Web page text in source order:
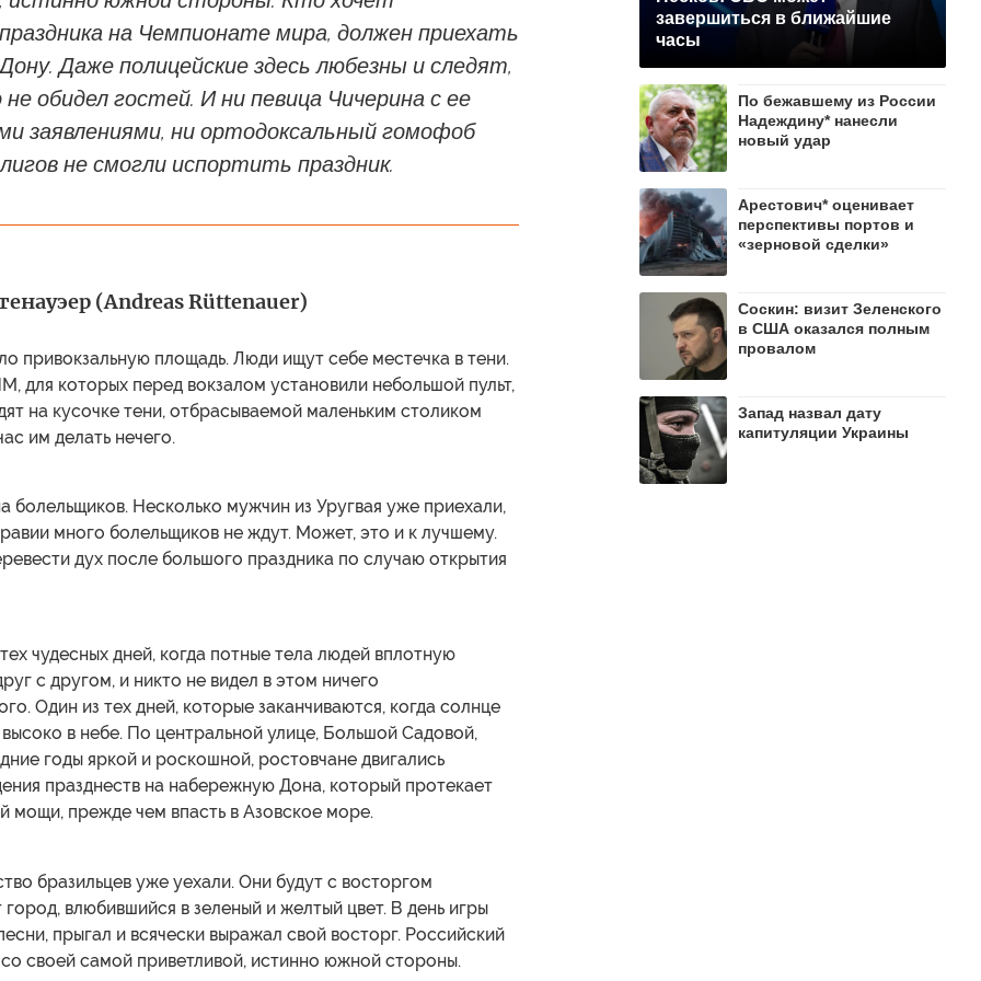
на Чемпионате мира, должен приехать
Даже полицейские здесь любезны и следят,
обидел гостей. И ни певица Чичерина с ее
заявлениями, ни ортодоксальный гомофоб
не смогли испортить праздник.
(Andreas Rüttenauer)
привокзальную площадь. Люди ищут себе местечка в тени.
для которых перед вокзалом установили небольшой пульт,
на кусочке тени, отбрасываемой маленьким столиком
им делать нечего.
болельщиков. Несколько мужчин из Уругвая уже приехали,
много болельщиков не ждут. Может, это и к лучшему.
дух после большого праздника по случаю открытия
чудесных дней, когда потные тела людей вплотную
с другом, и никто не видел в этом ничего
Один из тех дней, которые заканчиваются, когда солнце
в небе. По центральной улице, Большой Садовой,
годы яркой и роскошной, ростовчане двигались
празднеств на набережную Дона, который протекает
мощи, прежде чем впасть в Азовское море.
бразильцев уже уехали. Они будут с восторгом
город, влюбившийся в зеленый и желтый цвет. В день игры
прыгал и всячески выражал свой восторг. Российский
своей самой приветливой, истинно южной стороны.
завершиться в ближайшие
часы
По бежавшему из России
Надеждину* нанесли
новый удар
Арестович* оценивает
перспективы портов и
«зерновой сделки»
Соскин: визит Зеленского
в США оказался полным
провалом
Запад назвал дату
капитуляции Украины